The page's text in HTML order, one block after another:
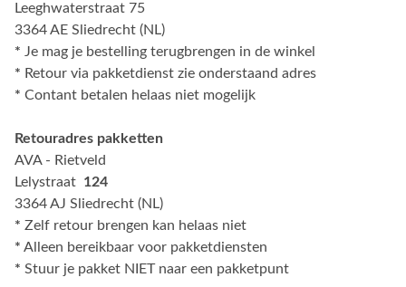
Leeghwaterstraat 75
3364 AE Sliedrecht (NL)
* Je mag je bestelling terugbrengen in de winkel
* Retour via pakketdienst zie onderstaand adres
* Contant betalen helaas niet mogelijk
Retouradres pakketten
AVA - Rietveld
Lelystraat 124
3364 AJ Sliedrecht (NL)
* Zelf retour brengen kan helaas niet
* Alleen bereikbaar voor pakketdiensten
* Stuur je pakket NIET naar een pakketpunt